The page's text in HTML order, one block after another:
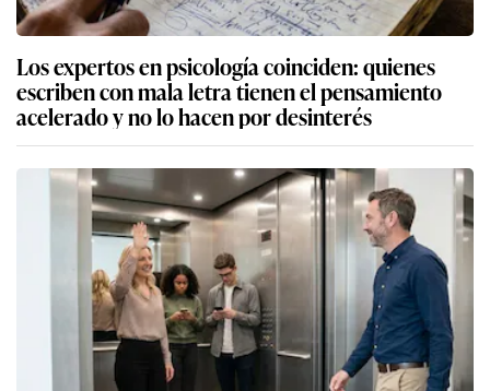
Los expertos en psicología coinciden: quienes
escriben con mala letra tienen el pensamiento
acelerado y no lo hacen por desinterés